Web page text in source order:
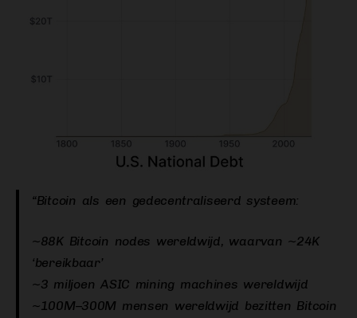
“Bitcoin als een gedecentraliseerd systeem:
~88K Bitcoin nodes wereldwijd, waarvan ~24K
‘bereikbaar’
~3 miljoen ASIC mining machines wereldwijd
~100M–300M mensen wereldwijd bezitten Bitcoin